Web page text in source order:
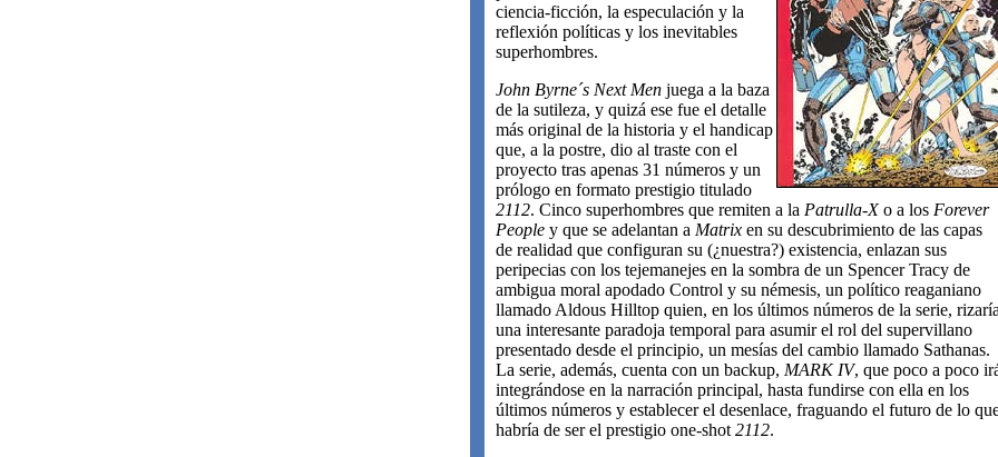
ciencia-ficción, la especulación y la
reflexión políticas y los inevitables
superhombres.
John Byrne´s Next Men juega a la baza
de la sutileza, y quizá ese fue el detalle
más original de la historia y el handicap
que, a la postre, dio al traste con el
proyecto tras apenas 31 números y un
prólogo en formato prestigio titulado
2112. Cinco superhombres que remiten a la Patrulla-Xo a los Forever
People y que se adelantan a Matrix en su descubrimiento de las capas
de realidad que configuran su (¿nuestra?) existencia, enlazan sus
peripecias con los tejemanejes en la sombra de un Spencer Tracy de
ambigua moral apodado Control y su némesis, un político reaganiano
llamado Aldous Hilltop quien, en los últimos números de la serie, rizaría
una interesante paradoja temporal para asumir el rol del supervillano
presentado desde el principio, un mesías del cambio llamado Sathanas.
La serie, además, cuenta con un backup, MARK IV, que poco a poco
integrándose en la narración principal, hasta fundirse con ella en los
últimos números y establecer el desenlace, fraguando el futuro de lo
habría de ser el prestigio one-shot 2112.